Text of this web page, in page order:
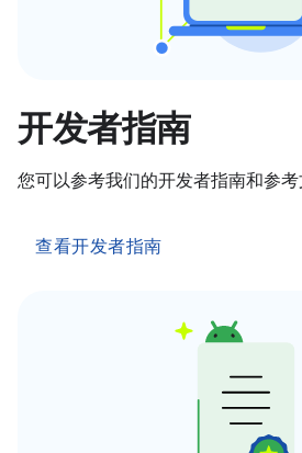
开发者指南
您可以参考我们的开发者指南和参考
查看开发者指南